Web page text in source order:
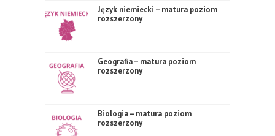
Język niemiecki – matura poziom
rozszerzony
Geografia – matura poziom
rozszerzony
Biologia – matura poziom
rozszerzony